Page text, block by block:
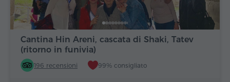
Cantina Hin Areni, cascata di Shaki, Tatev
(ritorno in funivia)
196 recensioni 99% consigliato